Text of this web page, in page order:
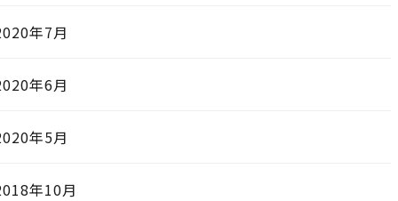
年7月
年6月
年5月
年10月